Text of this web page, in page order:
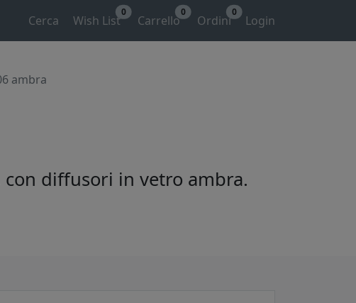
Cerca Wish List
0
Carrello
0
Ordini
0
Login
ambra
diffusori in vetro ambra.